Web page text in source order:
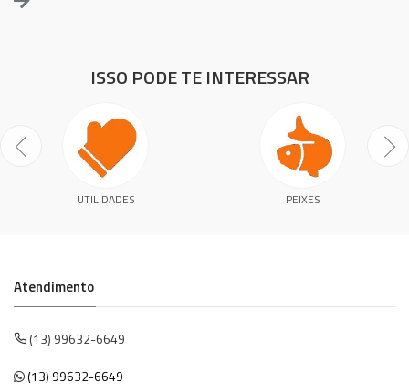
ISSO PODE TE INTERESSAR
UTILIDADES PEIXES
Atendimento
(13) 99632-6649
(13) 99632-6649